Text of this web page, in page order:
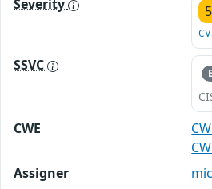
Severity
SSVC
CWE
Assigner